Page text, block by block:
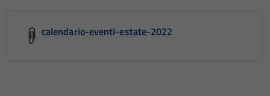
calendario-eventi-estate-2022